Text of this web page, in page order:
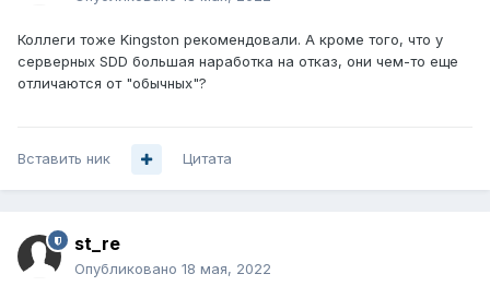
Коллеги тоже Kingston рекомендовали. А кроме того, что у
серверных SDD большая наработка на отказ, они чем-то еще
отличаются от "обычных"?
Вставить ник Цитата
st_re
Опубликовано 18 мая, 2022